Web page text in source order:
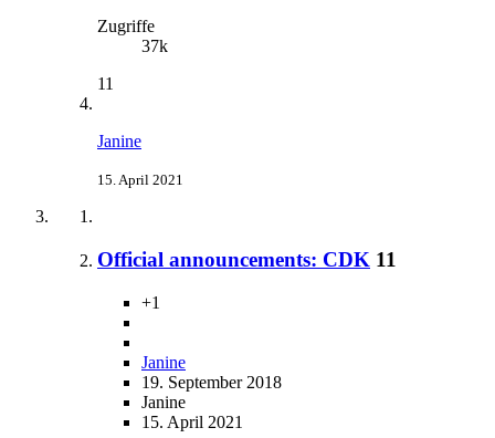
Zugriffe
37k
11
Janine
15. April 2021
Official announcements: CDK 11
+1
Janine
19. September 2018
Janine
15. April 2021